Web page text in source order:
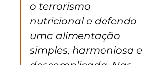
o terrorismo
nutricional e defendo
uma alimentação
simples, harmoniosa e